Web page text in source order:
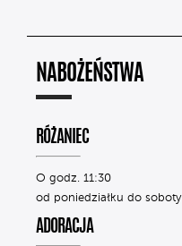
NABOŻEŃSTWA
RÓŻANIEC
O godz. 11:30
od poniedziałku do soboty
ADORACJA